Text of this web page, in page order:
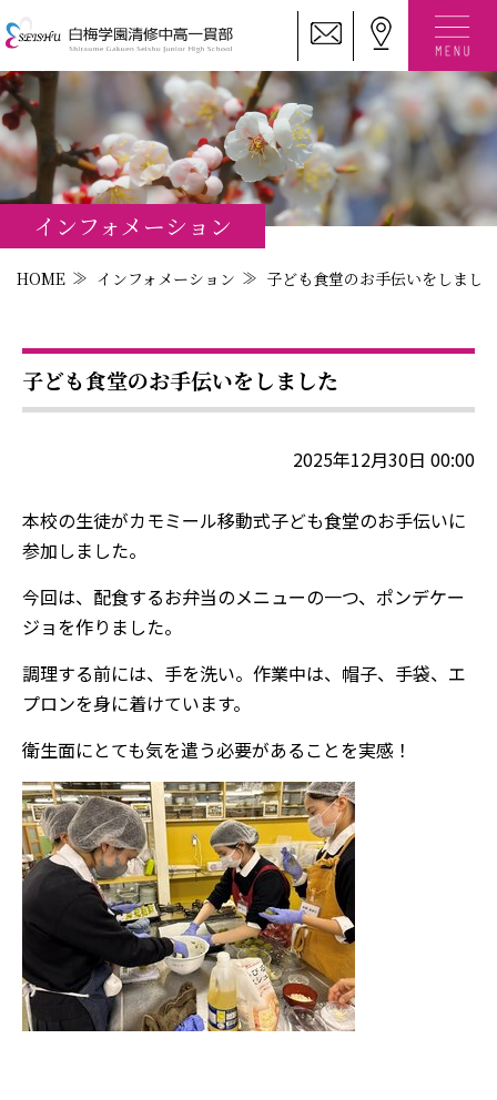
インフォメーション
HOME インフォメーション 子ども食堂のお手伝いをしまし
子ども食堂のお手伝いをしました
2025年12月30日 00:00
本校の生徒がカモミール移動式子ども食堂のお手伝いに
参加しました。
今回は、配食するお弁当のメニューの一つ、ポンデケー
ジョを作りました。
調理する前には、手を洗い。作業中は、帽子、手袋、エ
プロンを身に着けています。
衛生面にとても気を遣う必要があることを実感！